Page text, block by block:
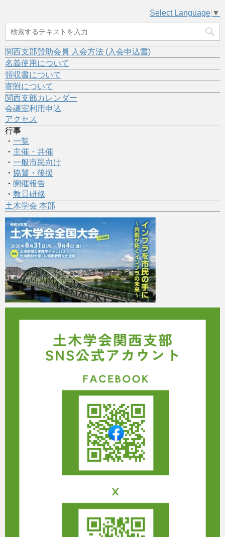
Select Language ▼
関西支部賛助会員 入会方法 (入会申込書)
名義使用について
領収書について
寄附について
関西支部カレンダー
会議室利用申込
アクセス
行事
・ 一覧
・ 主催・共催
・ 一般市民向け
・ 協賛・後援
・ 開催報告
・ 教員研修
土木学会 本部